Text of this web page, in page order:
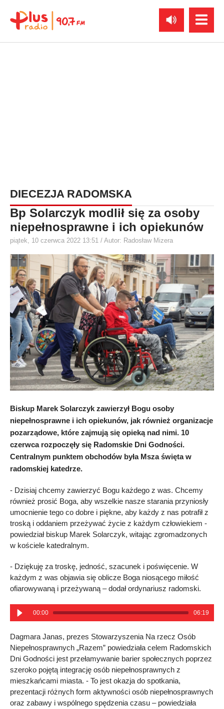
DIECEZJA RADOMSKA
Bp Solarczyk modlił się za osoby
niepełnosprawne i ich opiekunów
piątek, 10 czerwca 2022 13:51 / Autor: Radosław Mizera
Biskup Marek Solarczyk zawierzył Bogu osoby
niepełnosprawne i ich opiekunów, jak również organizacje
pozarządowe, które zajmują się opieką nad nimi. 10
czerwca rozpoczęły się Radomskie Dni Godności.
Centralnym punktem obchodów była Msza święta w
radomskiej katedrze.
- Dzisiaj chcemy zawierzyć Bogu każdego z was. Chcemy
również prosić Boga, aby wszelkie nasze starania przyniosły
umocnienie tego co dobre i piękne, aby każdy z nas potrafił z
troską i oddaniem przeżywać życie z każdym człowiekiem -
powiedział biskup Marek Solarczyk, witając zgromadzonych
w kościele katedralnym.
- Dziękuję za troskę, jedność, szacunek i poświęcenie. W
każdym z was objawia się oblicze Boga niosącego miłość
ofiarowywaną i przeżywaną – dodał ordynariusz radomski.
00:00 06:19
Dagmara Janas, prezes Stowarzyszenia Na rzecz Osób
Niepełnosprawnych „Razem” powiedziała celem Radomskich
Dni Godności jest przełamywanie barier społecznych poprzez
szeroko pojętą integrację osób niepełnosprawnych z
mieszkańcami miasta. - To jest okazja do spotkania,
prezentacji różnych form aktywności osób niepełnosprawnych
oraz zabawy i wspólnego spędzenia czasu – powiedziała